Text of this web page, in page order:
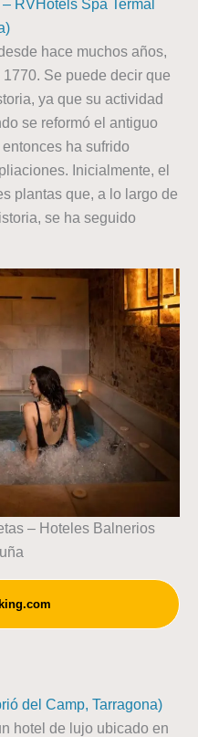
RVHotels Spa Termal
hace muchos años,
Se puede decir que
ya que su actividad
se reformó el antiguo
ha sufrido
Inicialmente, el
plantas que, a lo largo de
se ha seguido
– Hoteles Balnerios
del Camp, Tarragona)
hotel de lujo ubicado en